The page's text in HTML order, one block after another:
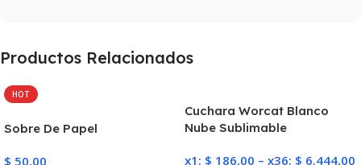
Productos Relacionados
HOT
Sobre De Papel
$ 50,00
Cuchara Worcat Blanco
Nube Sublimable
x1: $ 186,00 – x36: $ 6.444,00